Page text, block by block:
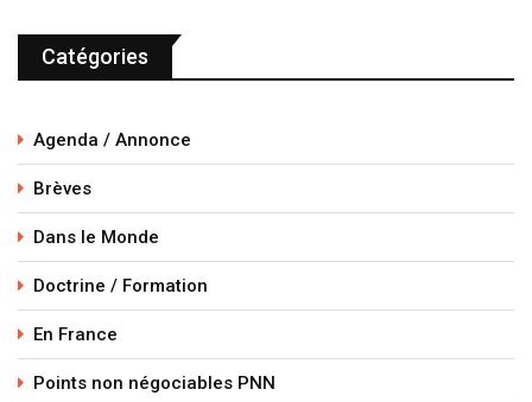
Catégories
Agenda / Annonce
Brèves
Dans le Monde
Doctrine / Formation
En France
Points non négociables PNN